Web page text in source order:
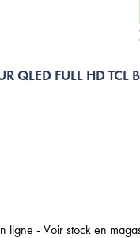
QLED FULL HD TCL
ligne - Voir stock en